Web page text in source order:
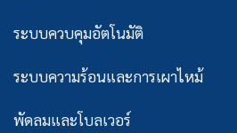
ระบบควบคุมอัตโนมัติ
ระบบความร้อนและการเผาไหม้
พัดลมและโบลเวอร์